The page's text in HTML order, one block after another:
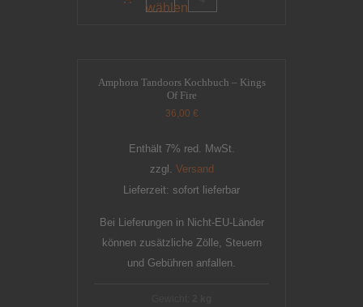
wählen
Amphora Tandoors Kochbuch – Kings
Of Fire
36,00 €
Enthält 7% red. MwSt.
zzgl. Versand
Lieferzeit: sofort lieferbar
Bei Lieferungen in Nicht-EU-Länder
können zusätzliche Zölle, Steuern
und Gebühren anfallen.